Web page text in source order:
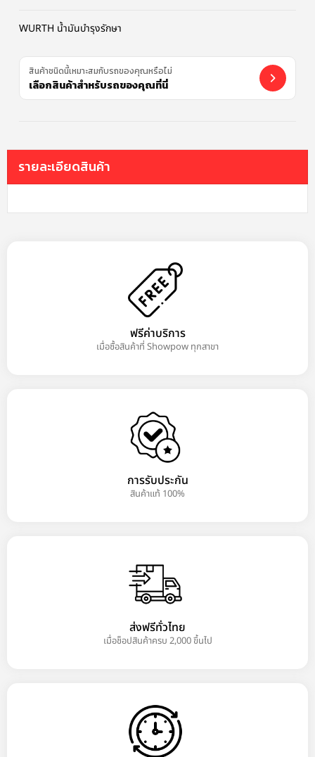
WURTH น้ำมันบำรุงรักษา
สินค้าชนิดนี้เหมาะสมกับรถของคุณหรือไม่
เลือกสินค้าสำหรับรถของคุณที่นี่
รายละเอียดสินค้า
ฟรีค่าบริการ
เมื่อซื้อสินค้าที่ Showpow ทุกสาขา
การรับประกัน
สินค้าแท้ 100%
ส่งฟรีทั่วไทย
เมื่อช็อปสินค้าครบ 2,000 ขึ้นไป